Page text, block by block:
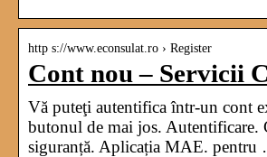
http s://www.econsulat.ro › Register
Cont nou – Servicii
Vă puteţi autentifica într-un cont
butonul de mai jos. Autentificare.
siguranță. Aplicația MAE. pentru